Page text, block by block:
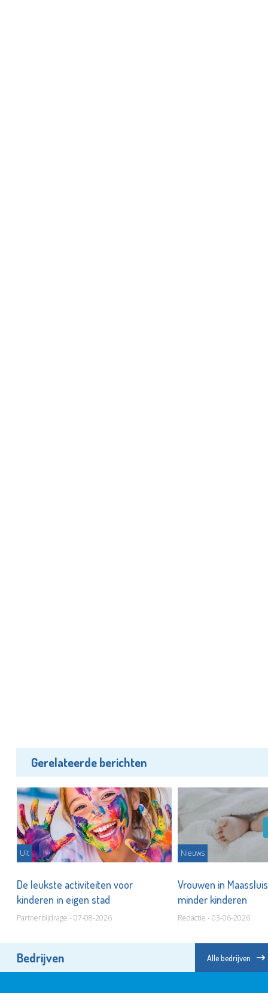
Gerelateerde berichten
Uit
De leukste activiteiten voor
kinderen in eigen stad
Partnerbijdrage - 07-08-2026
Nieuws
Vrouwen in
minder kinderen
Redactie - 03-06-2026
Bedrijven Alle bedrijven